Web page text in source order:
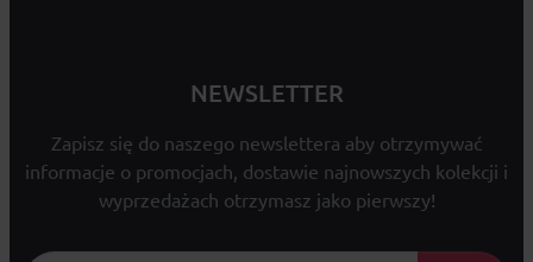
NEWSLETTER
Zapisz się do naszego newslettera aby otrzymywać
informacje o promocjach, dostawie najnowszych kolekcji i
wyprzedażach otrzymasz jako pierwszy!